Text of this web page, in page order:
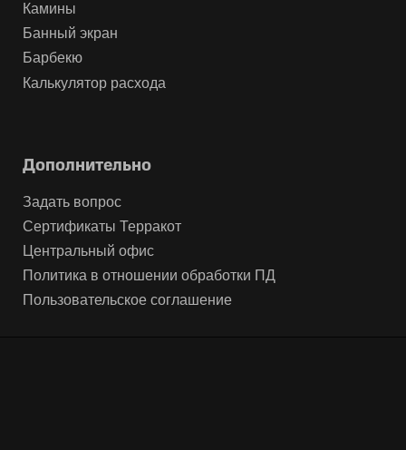
Камины
Банный экран
Барбекю
Калькулятор расхода
Дополнительно
Задать вопрос
Сертификаты Терракот
Центральный офис
Политика в отношении обработки ПД
Пользовательское соглашение